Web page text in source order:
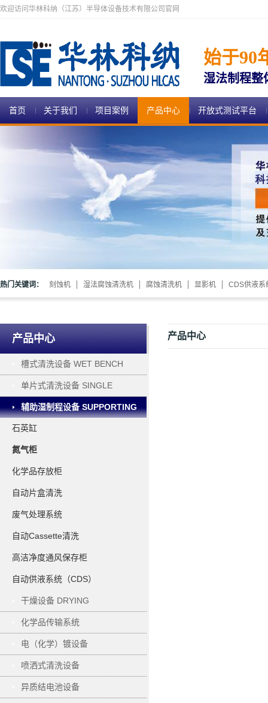
欢迎访问华林科纳（江苏）半导体设备技术有限公司官网
始于90
湿法制程整
首页 关于我们 项目案例 产品中心 开放式测试平台
热门关键词： 刻蚀机 湿法腐蚀清洗机 腐蚀清洗机 显影机 CDS供液系
产品中心
槽式清洗设备 WET BENCH
单片式清洗设备 SINGLE
WAFER PROCESSING
辅助湿制程设备 SUPPORTING
石英缸
氮气柜
化学品存放柜
自动片盒清洗
废气处理系统
自动Cassette清洗
高洁净度通风保存柜
自动供液系统（CDS）
干燥设备 DRYING
化学品传输系统
电（化学）镀设备
ELECTROPLATING
喷洒式清洗设备
异质结电池设备
产品中心